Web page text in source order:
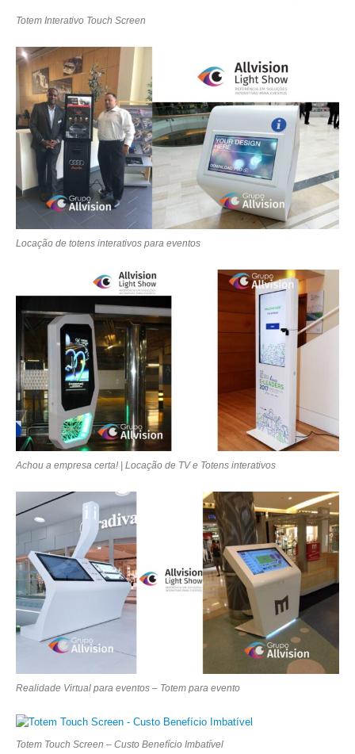
Totem Interativo Touch Screen
Locação de totens interativos para eventos
Achou a empresa certa! | Locação de TV e Totens interativos
Realidade Virtual para eventos – Totem para evento
Totem Touch Screen – Custo Benefício Imbatível